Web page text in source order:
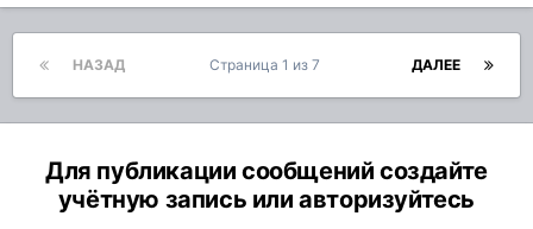
НАЗАД ДАЛЕЕ
Страница 1 из 7
Для публикации сообщений создайте
учётную запись или авторизуйтесь